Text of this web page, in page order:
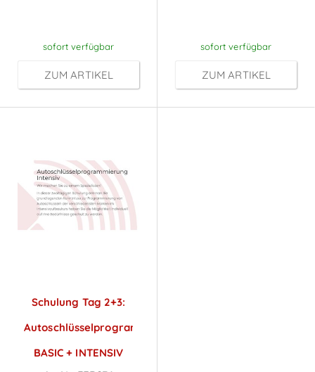
sofort verfügbar
ZUM ARTIKEL
sofort verfügbar
ZUM ARTIKEL
Schulung Tag 2+3:
Autoschlüsselprogrammierung
BASIC + INTENSIV